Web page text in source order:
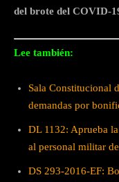
del brote del COVID-
Lee también:
Sala Constitucional
demandas por
DL 1132: Aprueba
al personal militar
DS 293-2016-EF: